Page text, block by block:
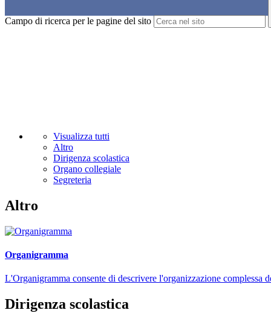
Campo di ricerca per le pagine del sito
Visualizza tutti
Altro
Dirigenza scolastica
Organo collegiale
Segreteria
Altro
Organigramma
L'Organigramma consente di descrivere l'organizzazione complessa
Dirigenza scolastica